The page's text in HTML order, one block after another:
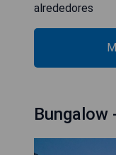
alrededores
Bungalow